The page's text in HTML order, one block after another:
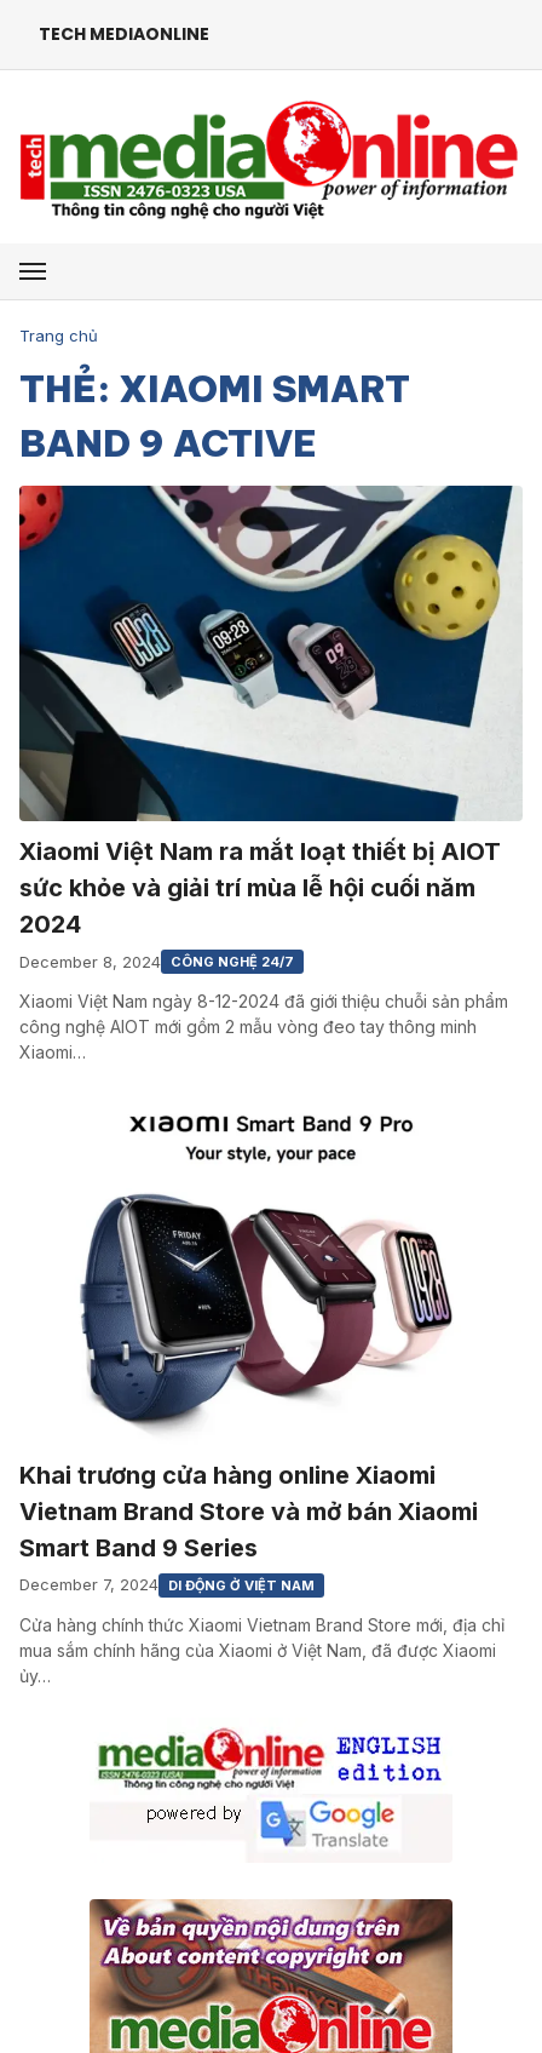
TECH MEDIAONLINE
Mở menu
Trang chủ
THẺ: XIAOMI SMART
BAND 9 ACTIVE
Xiaomi Việt Nam ra mắt loạt thiết bị AIOT
sức khỏe và giải trí mùa lễ hội cuối năm
2024
December 8, 2024 CÔNG NGHỆ 24/7
Xiaomi Việt Nam ngày 8-12-2024 đã giới thiệu chuỗi sản phẩm
công nghệ AIOT mới gồm 2 mẫu vòng đeo tay thông minh
Xiaomi…
Khai trương cửa hàng online Xiaomi
Vietnam Brand Store và mở bán Xiaomi
Smart Band 9 Series
December 7, 2024 DI ĐỘNG Ở VIỆT NAM
Cửa hàng chính thức Xiaomi Vietnam Brand Store mới, địa chỉ
mua sắm chính hãng của Xiaomi ở Việt Nam, đã được Xiaomi
ủy…